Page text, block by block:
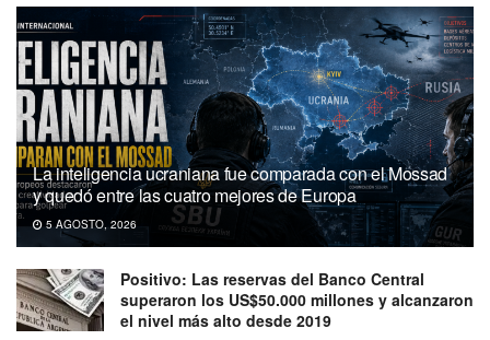
La inteligencia ucraniana fue comparada con el Mossad
y quedó entre las cuatro mejores de Europa
5 AGOSTO, 2026
Positivo: Las reservas del Banco Central
superaron los US$50.000 millones y alcanzaron
el nivel más alto desde 2019